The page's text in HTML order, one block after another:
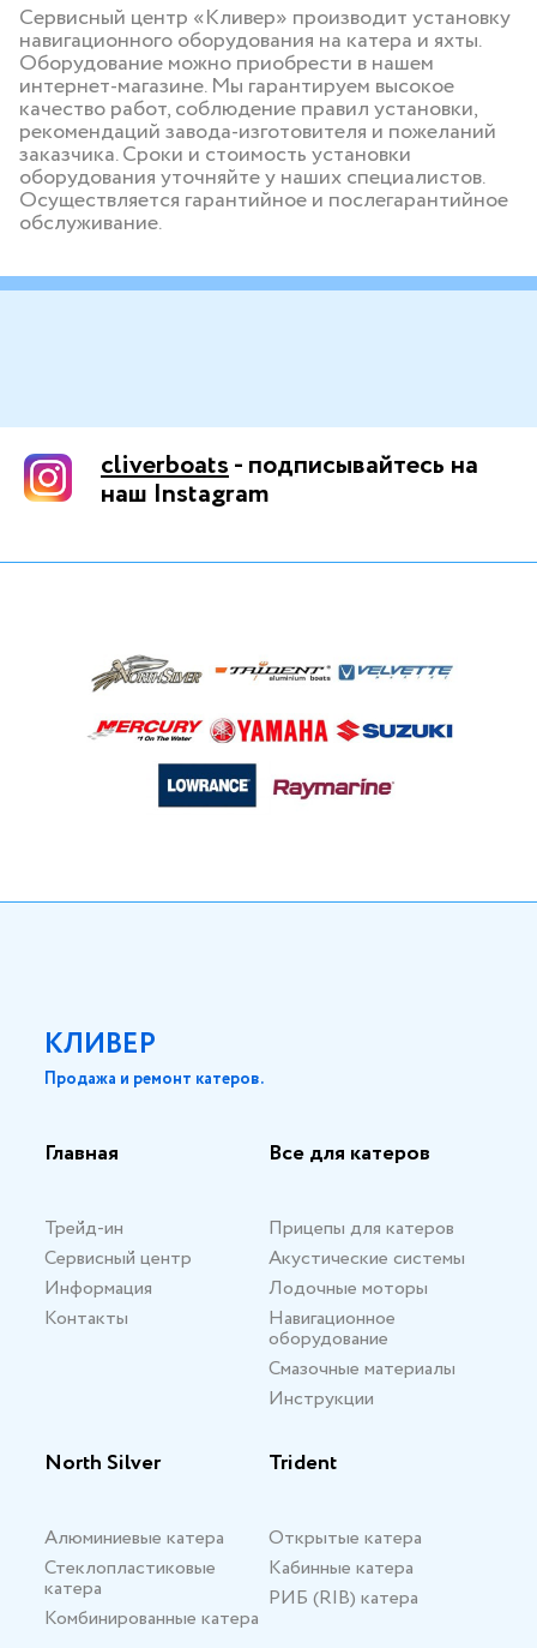
Сервисный центр «Кливер» производит установку
навигационного оборудования на катера и яхты.
Оборудование можно приобрести в нашем
интернет-магазине. Мы гарантируем высокое
качество работ, соблюдение правил установки,
рекомендаций завода-изготовителя и пожеланий
заказчика. Сроки и стоимость установки
оборудования уточняйте у наших специалистов.
Осуществляется гарантийное и послегарантийное
обслуживание.
cliverboats- подписывайтесь на
наш Instagram
КЛИВЕР
Продажа и ремонт катеров.
Главная
Трейд-ин
Сервисный центр
Информация
Контакты
Все для катеров
Прицепы для катеров
Акустические системы
Лодочные моторы
Навигационное
оборудование
Смазочные материалы
Инструкции
North Silver
Алюминиевые катера
Стеклопластиковые
катера
Комбинированные катера
Trident
Открытые катера
Кабинные катера
РИБ (RIB) катера